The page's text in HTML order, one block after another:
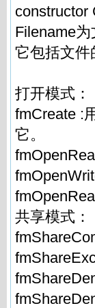
constructor
Filename
它包括文件
打开模式：
fmCreate :
它。
共享模式：